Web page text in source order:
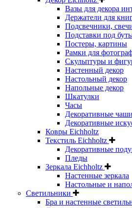
Вазы для декора
Держатели для
Подсвечники,
Подставки под
Постеры, картины
Рамки для
Скульптуры и
Настенный декор
Настольный декор
Напольные декор
Шкатулки
Часы
Декоративные чаши
Декоративные
Ковры Eichholtz
Текстиль Eichholtz
Декоративные
Пледы
Зеркала Eichholtz
Настенные зеркала
Настольные и
Светильники
Бра и настенные